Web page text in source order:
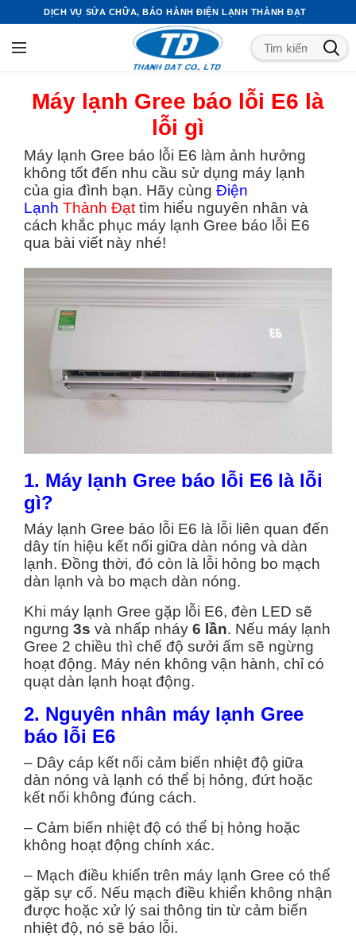
DỊCH VỤ SỬA CHỮA, BẢO HÀNH ĐIỆN LẠNH THÀNH ĐẠT
Máy lạnh Gree báo lỗi E6 là
lỗi gì
Máy lạnh Gree báo lỗi E6 làm ảnh hưởng
không tốt đến nhu cầu sử dụng máy lạnh
của gia đình bạn. Hãy cùng Điện
Lạnh Thành Đạt tìm hiểu nguyên nhân và
cách khắc phục máy lạnh Gree báo lỗi E6
qua bài viết này nhé!
1. Máy lạnh Gree báo lỗi E6 là lỗi
gì?
Máy lạnh Gree báo lỗi E6 là lỗi liên quan đến
dây tín hiệu kết nối giữa dàn nóng và dàn
lạnh. Đồng thời, đó còn là lỗi hỏng bo mạch
dàn lạnh và bo mạch dàn nóng.
Khi máy lạnh Gree gặp lỗi E6, đèn LED sẽ
ngưng 3s và nhấp nháy 6 lần. Nếu máy lạnh
Gree 2 chiều thì chế độ sưởi ấm sẽ ngừng
hoạt động. Máy nén không vận hành, chỉ có
quạt dàn lạnh hoạt động.
2. Nguyên nhân máy lạnh Gree
báo lỗi E6
– Dây cáp kết nối cảm biến nhiệt độ giữa
dàn nóng và lạnh có thể bị hỏng, đứt hoặc
kết nối không đúng cách.
– Cảm biến nhiệt độ có thể bị hỏng hoặc
không hoạt động chính xác.
– Mạch điều khiển trên máy lạnh Gree có thể
gặp sự cố. Nếu mạch điều khiển không nhận
được hoặc xử lý sai thông tin từ cảm biến
nhiệt độ, nó sẽ báo lỗi.